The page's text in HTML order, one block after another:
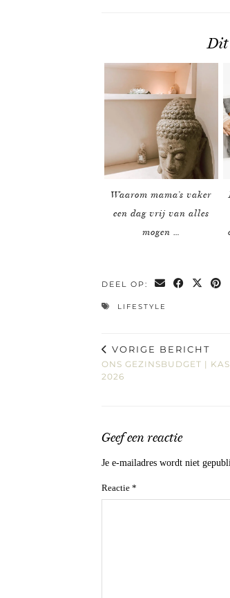
Dit
Waarom mama’s vaker
een dag vrij van alles
mogen …
DEEL OP:
LIFESTYLE
VORIGE BERICHT
ONS GEZINSBUDGET |
2026
Geef een reactie
Je e-mailadres wordt niet
Reactie *